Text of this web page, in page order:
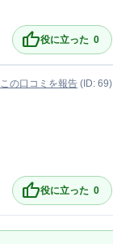
thumb_up役に立った 0
この口コミを報告 (ID: 69)
thumb_up役に立った 0